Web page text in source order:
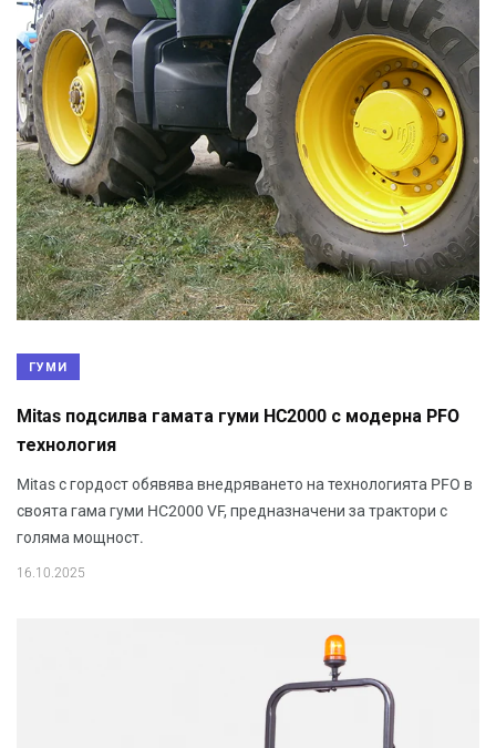
ГУМИ
Mitas подсилва гамата гуми HC2000 с модерна PFO
технология
Mitas с гордост обявява внедряването на технологията PFO в
своята гама гуми HC2000 VF, предназначени за трактори с
голяма мощност.
16.10.2025